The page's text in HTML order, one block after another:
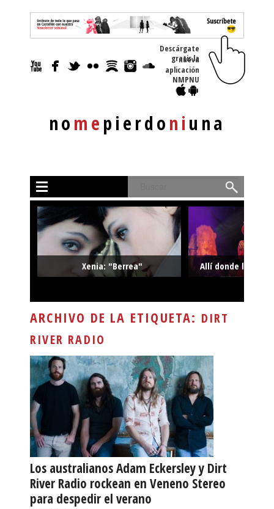
nomepierdoniuna
Descárgate
gratis la nueva
aplicación
NMPNU
Xenia: "Berrea" Allí donde la
ARCHIVO DE LA ETIQUETA: DIRT
RIVER RADIO
Los australianos Adam Eckersley y Dirt
River Radio rockean en Veneno Stereo
para despedir el verano